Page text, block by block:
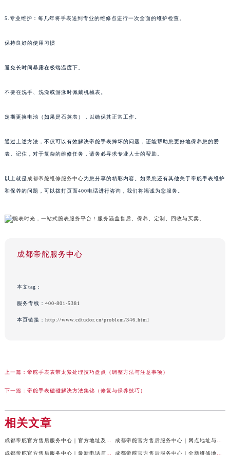
5.专业维护：每几年将手表送到专业的维修点进行一次全面的维护检查。
保持良好的使用习惯
避免长时间暴露在极端温度下。
不要在洗手、洗澡或游泳时佩戴机械表。
定期更换电池（如果是石英表），以确保其正常工作。
通过上述方法，不仅可以有效解决帝舵手表摔坏的问题，还能帮助您更好地保养您的爱
表。记住，对于复杂的维修任务，请务必寻求专业人士的帮助。
以上就是 成都帝舵维修服务中心为您分享的精彩内容。如果您还有其他关于帝舵手表维护
和保养的问题，可以拨打页面400电话进行咨询，我们将竭诚为您服务。
成都帝舵服务中心
本文tag：
服务专线： 400-801-5381
本页链接： http://www.cdtudor.cn/problem/346.html
上一篇： 帝舵手表表带太紧处理技巧盘点（调整方法与注意事项）
下一篇： 帝舵手表磕碰解决方法集锦（修复与保养技巧）
相关文章